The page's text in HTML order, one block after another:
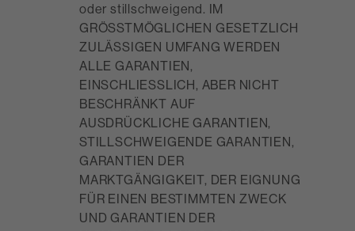
oder stillschweigend. IM
GRÖSSTMÖGLICHEN GESETZLICH
ZULÄSSIGEN UMFANG WERDEN
ALLE GARANTIEN,
EINSCHLIESSLICH, ABER NICHT
BESCHRÄNKT AUF
AUSDRÜCKLICHE GARANTIEN,
STILLSCHWEIGENDE GARANTIEN,
GARANTIEN DER
MARKTGÄNGIGKEIT, DER EIGNUNG
FÜR EINEN BESTIMMTEN ZWECK
UND GARANTIEN DER